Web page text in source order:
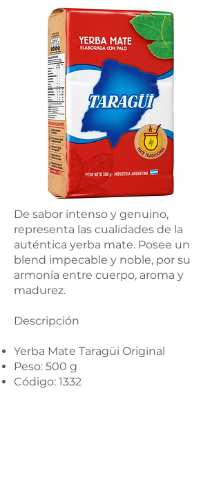
De sabor intenso y genuino,
representa las cualidades de la
auténtica yerba mate. Posee un
blend impecable y noble, por su
armonía entre cuerpo, aroma y
madurez.
Descripción
Yerba Mate Taragüi Original
Peso: 500 g
Código: 1332